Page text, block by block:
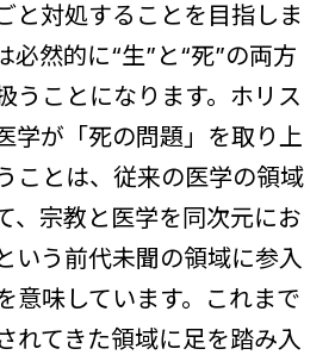
と対処することを目指しま
必然的に“生”と“死”の両方
うことになります。ホリス
学が「死の問題」を取り上
ことは、従来の医学の領域
、宗教と医学を同次元にお
いう前代未聞の領域に参入
意味しています。これまで
れてきた領域に足を踏み入